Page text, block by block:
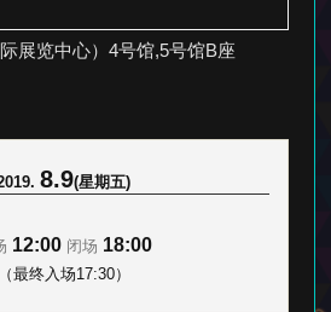
展览中心）4号馆,5号馆B座
8.9(星期五)
12:00 闭场 18:00
（最终入场17:30）